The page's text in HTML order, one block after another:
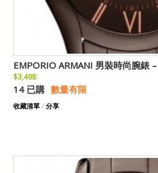
EMPORIO ARMANI 男裝時尚腕錶
$3,498
14 已購 數量有限
收藏清單 / 分享